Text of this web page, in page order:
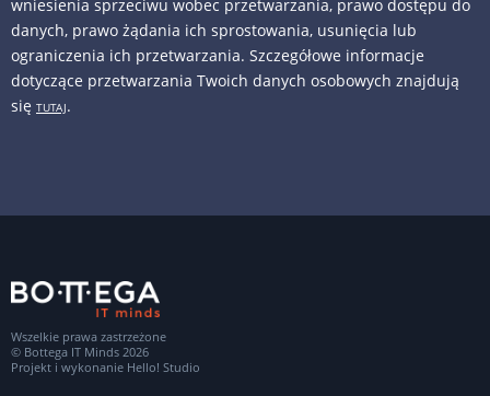
wniesienia sprzeciwu wobec przetwarzania, prawo dostępu do
danych, prawo żądania ich sprostowania, usunięcia lub
ograniczenia ich przetwarzania. Szczegółowe informacje
dotyczące przetwarzania Twoich danych osobowych znajdują
się TUTAJ.
Wszelkie prawa zastrzeżone
© Bottega IT Minds 2026
Projekt i wykonanie Hello! Studio